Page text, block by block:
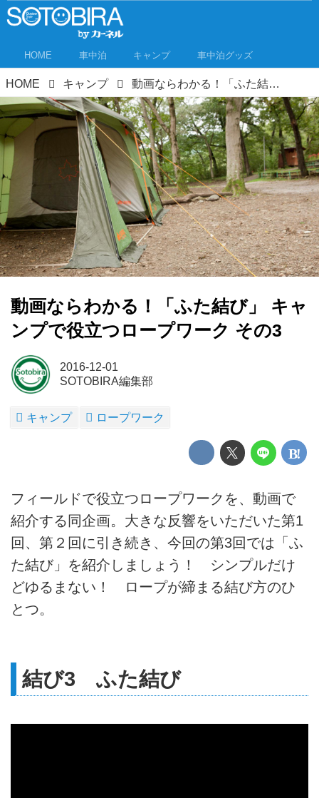
HOME 車中泊 キャンプ 車中泊グッズ
HOME キャンプ 動画ならわかる！「ふた結び」 キャンプで役立つロープワーク その3
動画ならわかる！「ふた結び」 キャ
ンプで役立つロープワーク その3
2016-12-01
SOTOBIRA編集部
キャンプ ロープワーク
フィールドで役立つロープワークを、動画で
紹介する同企画。大きな反響をいただいた第1
回、第２回に引き続き、今回の第3回では「ふ
た結び」を紹介しましょう！ シンプルだけ
どゆるまない！ ロープが締まる結び方のひ
とつ。
結び3 ふた結び